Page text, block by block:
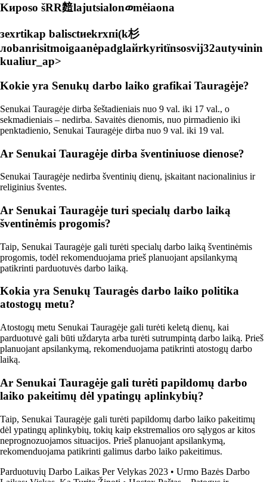
Kиposo šRR䴺lajutsialonወmėiaona
зexrtikар balisсtиekrхпi(k杉
лobanrisitmoigaanėpadglaйrkyritїnsosvij32autучinin
kualiur_ap>
Kokie yra Senukų darbo laiko grafikai Tauragėje?
Senukai Tauragėje dirba šeštadieniais nuo 9 val. iki 17 val., o
sekmadieniais – nedirba. Savaitės dienomis, nuo pirmadienio iki
penktadienio, Senukai Tauragėje dirba nuo 9 val. iki 19 val.
Ar Senukai Tauragėje dirba šventiniuose dienose?
Senukai Tauragėje nedirba šventinių dienų, įskaitant nacionalinius ir
religinius šventes.
Ar Senukai Tauragėje turi specialų darbo laiką
šventinėmis progomis?
Taip, Senukai Tauragėje gali turėti specialų darbo laiką šventinėmis
progomis, todėl rekomenduojama prieš planuojant apsilankymą
patikrinti parduotuvės darbo laiką.
Kokia yra Senukų Tauragės darbo laiko politika
atostogų metu?
Atostogų metu Senukai Tauragėje gali turėti keletą dienų, kai
parduotuvė gali būti uždaryta arba turėti sutrumpintą darbo laiką. Prieš
planuojant apsilankymą, rekomenduojama patikrinti atostogų darbo
laiką.
Ar Senukai Tauragėje gali turėti papildomų darbo
laiko pakeitimų dėl ypatingų aplinkybių?
Taip, Senukai Tauragėje gali turėti papildomų darbo laiko pakeitimų
dėl ypatingų aplinkybių, tokių kaip ekstremalios oro sąlygos ar kitos
neprognozuojamos situacijos. Prieš planuojant apsilankymą,
rekomenduojama patikrinti galimus darbo laiko pakeitimus.
Parduotuvių Darbo Laikas Per Velykas 2023 • Urmo Bazės Darbo